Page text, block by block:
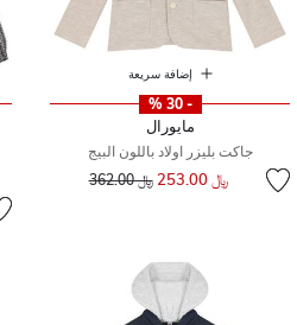
إضافة سريعة
- 30 %
مايورال
جاكت بليزر اولاد باللون البيج
﷼ 253.00 سعر مخفض من﷼ 362.00